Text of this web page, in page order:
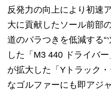
反発力の向上により初速
大に貢献したソール前部
道のバラつきを低減する“
した「M3 440 ドライバ
が拡大した「Yトラック
なゴルファーにも即アジ